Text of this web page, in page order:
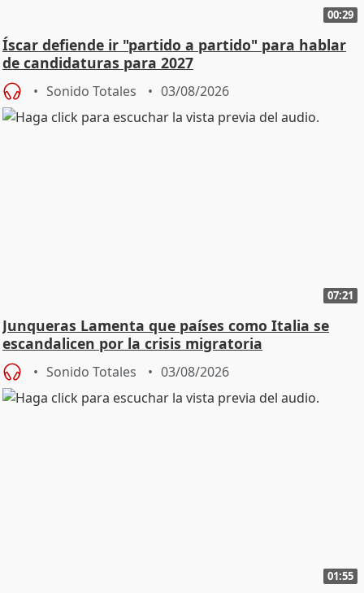
00:29
Íscar defiende ir "partido a partido" para hablar
de candidaturas para 2027
Sonido Totales 03/08/2026
07:21
Junqueras Lamenta que países como Italia se
escandalicen por la crisis migratoria
Sonido Totales 03/08/2026
01:55